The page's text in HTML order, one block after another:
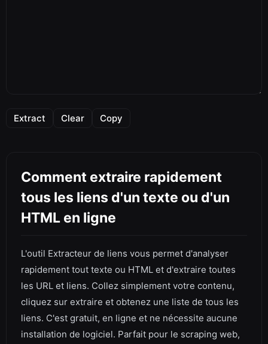
Extract Clear Copy
Comment extraire rapidement
tous les liens d'un texte ou d'un
HTML en ligne
L'outil Extracteur de liens vous permet d'analyser
rapidement tout texte ou HTML et d'extraire toutes
les URL et liens. Collez simplement votre contenu,
cliquez sur extraire et obtenez une liste de tous les
liens. C'est gratuit, en ligne et ne nécessite aucune
installation de logiciel. Parfait pour le scraping web,